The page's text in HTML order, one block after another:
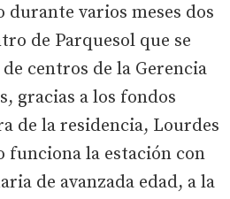
durante varios meses dos
de Parquesol que se
centros de la Gerencia
gracias a los fondos
de la residencia, Lourdes
funciona la estación con
de avanzada edad, a la